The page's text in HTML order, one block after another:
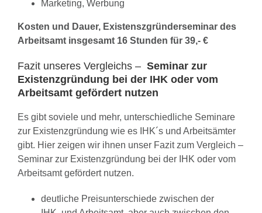
Marketing, Werbung
Kosten und Dauer, Existenszgründerseminar des
Arbeitsamt insgesamt 16 Stunden für 39,- €
Fazit unseres Vergleichs – Seminar zur
Existenzgründung bei der IHK oder vom
Arbeitsamt gefördert nutzen
Es gibt soviele und mehr, unterschiedliche Seminare
zur Existenzgründung wie es IHK´s und Arbeitsämter
gibt. Hier zeigen wir ihnen unser Fazit zum Vergleich –
Seminar zur Existenzgründung bei der IHK oder vom
Arbeitsamt gefördert nutzen.
deutliche Preisunterschiede zwischen der